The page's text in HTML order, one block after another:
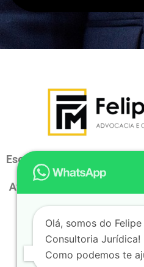
Escritório Físico:
Atendimento virtual:
forma online, com
WhatsApp: (19)
Olá, somos do
Consultoria Jurídica!
Como podemos te